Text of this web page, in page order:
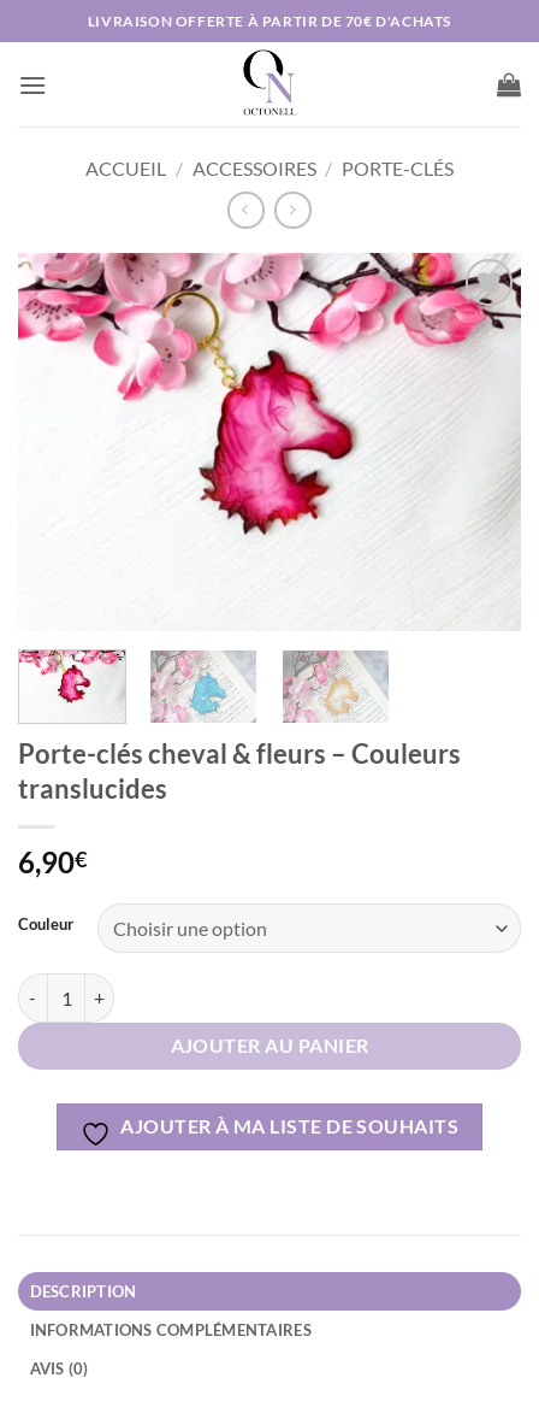
au
contenu
LIVRAISON OFFERTE À PARTIR DE 70€ D'ACHATS
ACCUEIL / ACCESSOIRES / PORTE-CLÉS
AJOUTER
À MA
Porte-clés cheval & fleurs – Couleurs
translucides
6,90€
Couleur
quantité de Porte-clés cheval & fleurs – Couleurs translucides
AJOUTER AU PANIER
Alternative:
AJOUTER À MA LISTE DE SOUHAITS
DESCRIPTION
INFORMATIONS COMPLÉMENTAIRES
AVIS (0)